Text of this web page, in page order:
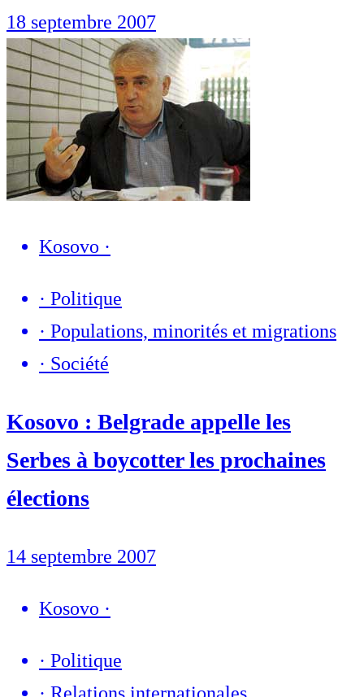
18 septembre 2007
Kosovo ·
· Politique
· Populations, minorités et migrations
· Société
Kosovo : Belgrade appelle les
Serbes à boycotter les prochaines
élections
14 septembre 2007
Kosovo ·
· Politique